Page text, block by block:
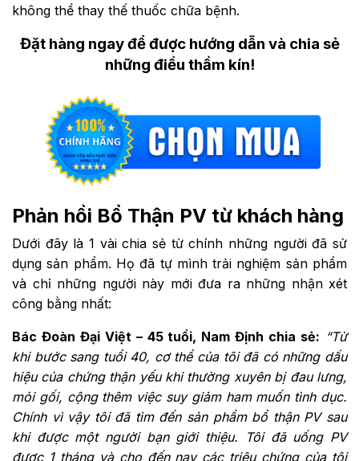
không thể thay thế thuốc chữa bệnh.
Đặt hàng ngay để được hướng dẫn và chia sẻ
những điều thầm kín!
Phản hồi Bổ Thận PV từ khách hàng
Dưới đây là 1 vài chia sẻ từ chính những người đã sử
dụng sản phẩm. Họ đã tự mình trải nghiệm sản phẩm
và chỉ những người này mới đưa ra những nhận xét
công bằng nhất:
Bác Đoàn Đại Việt – 45 tuổi, Nam Định chia sẻ: “Từ
khi bước sang tuổi 40, cơ thể của tôi đã có những dấu
hiệu của chứng thận yếu khi thường xuyên bị đau lưng,
mỏi gối, cộng thêm việc suy giảm ham muốn tình dục.
Chính vì vậy tôi đã tìm đến sản phẩm bổ thận PV sau
khi được một người bạn giới thiệu. Tôi đã uống PV
được 1 tháng và cho đến nay các triệu chứng của tôi